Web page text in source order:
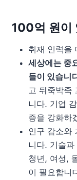
100억 원이
취재 인력을
세상에는 중
들이 있습니
고 뒤죽박죽
니다. 기업
증을 강화하
인구 감소와
니다. 기술
청년, 여성,
이 필요합니